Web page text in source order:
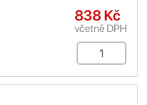
838 Kč
včetně DPH